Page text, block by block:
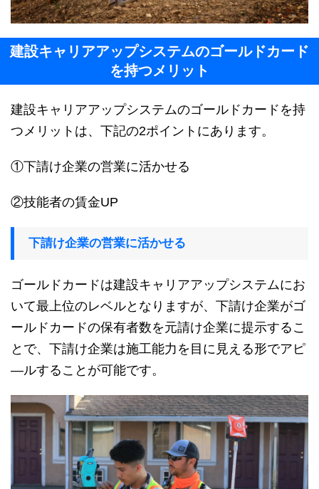
建設キャリアアップシステムのゴールドカード
を持つメリット
建設キャリアアップシステムのゴールドカードを持
つメリットは、下記の2ポイントにあります。
①下請け企業の営業に活かせる
②技能者の賃金UP
下請け企業の営業に活かせる
ゴールドカードは建設キャリアアップシステムにお
いて最上位のレベルとなりますが、下請け企業がゴ
ールドカードの保有者数を元請け企業に提示するこ
とで、下請け企業は施工能力を目に見える形でアピ
―ルすることが可能です。